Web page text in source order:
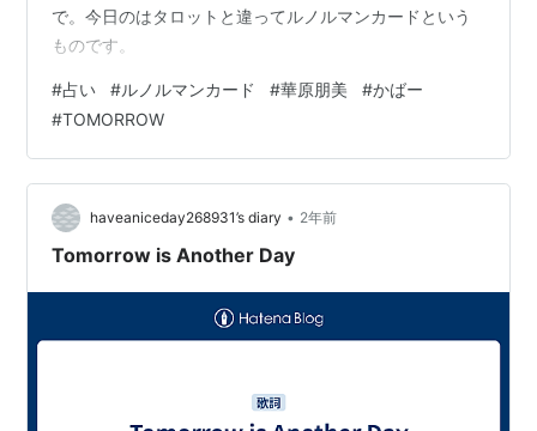
で。今日のはタロットと違ってルノルマンカードという
ものです。
#占い #ルノルマンカード #華原朋美 #かばー
#TOMORROW
haveaniceday268931’s diary • 2年前
Tomorrow is Another Day